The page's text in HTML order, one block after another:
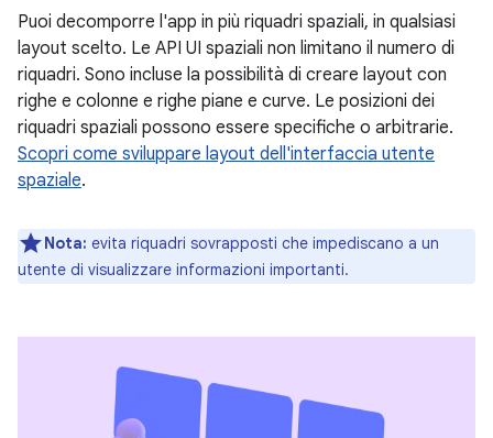
Puoi decomporre l'app in più riquadri spaziali, in qualsiasi
layout scelto. Le API UI spaziali non limitano il numero di
riquadri. Sono incluse la possibilità di creare layout con
righe e colonne e righe piane e curve. Le posizioni dei
riquadri spaziali possono essere specifiche o arbitrarie.
Scopri come sviluppare layout dell'interfaccia utente
spaziale.
Nota: evita riquadri sovrapposti che impediscano a un
utente di visualizzare informazioni importanti.